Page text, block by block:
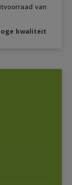
van
kwaliteit